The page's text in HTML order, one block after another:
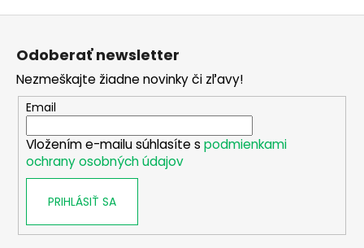
Z
Odoberať newsletter
Nezmeškajte žiadne novinky či zľavy!
Email
Vložením e-mailu súhlasíte s podmienkami
ochrany osobných údajov
PRIHLÁSIŤ SA